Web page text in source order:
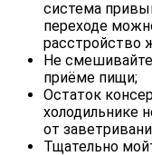
система
переходе
расстройство
Не
приёме пищи;
Остаток
холодильнике
от
Тщательно